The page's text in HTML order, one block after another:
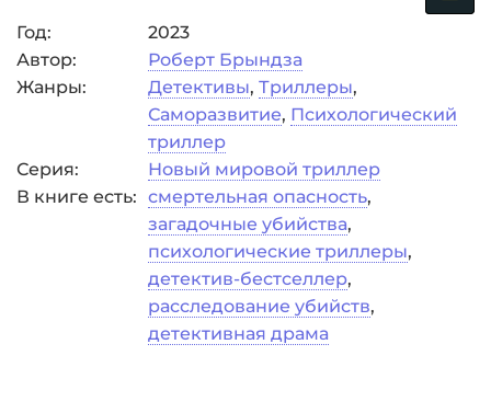
Год:
2023
Автор:
Роберт Брындза
Жанры:
Детективы, Триллеры,
Саморазвитие, Психологический
триллер
Серия:
Новый мировой триллер
В книге есть: смертельная опасность,
загадочные убийства,
психологические триллеры,
детектив-бестселлер,
расследование убийств,
детективная драма